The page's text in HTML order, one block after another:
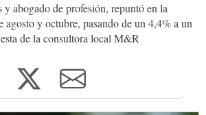
y abogado de profesión, repuntó en la
agosto y octubre, pasando de un 4,4% a un
de la consultora local M&R